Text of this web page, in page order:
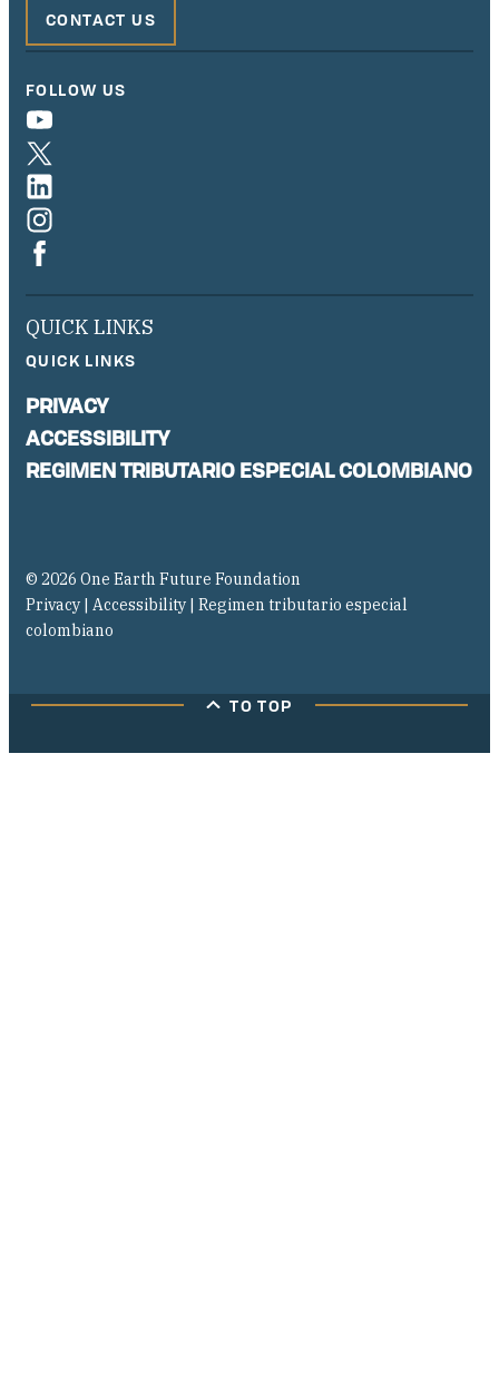
CONTACT US
FOLLOW US
QUICK LINKS
QUICK LINKS
PRIVACY
ACCESSIBILITY
REGIMEN TRIBUTARIO ESPECIAL COLOMBIANO
© 2026 One Earth Future Foundation
Privacy | Accessibility | Regimen tributario especial
colombiano
TO TOP